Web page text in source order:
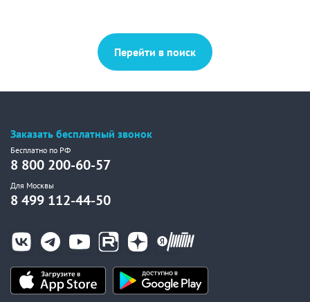
Перейти в поиск
Заказать бесплатный звонок
Бесплатно по РФ
8 800 200-60-57
Для Москвы
8 499 112-44-50